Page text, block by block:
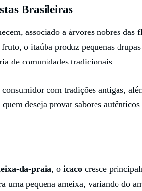
Brasileiras
associado a árvores nobres das
o itaúba produz pequenas
de comunidades tradicionais.
com tradições antigas,
deseja provar sabores
da-praia, o icaco cresce
uma pequena ameixa, variando do